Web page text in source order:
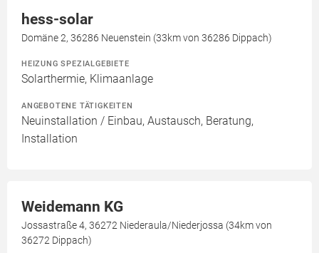
hess-solar
Domäne 2, 36286 Neuenstein (33km von 36286 Dippach)
HEIZUNG SPEZIALGEBIETE
Solarthermie, Klimaanlage
ANGEBOTENE TÄTIGKEITEN
Neuinstallation / Einbau, Austausch, Beratung,
Installation
Weidemann KG
Jossastraße 4, 36272 Niederaula/Niederjossa (34km von
36272 Dippach)